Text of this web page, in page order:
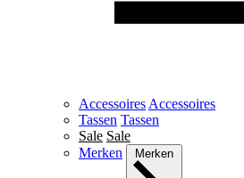
Accessoires Accessoires
Tassen Tassen
Sale Sale
Merken
Merken